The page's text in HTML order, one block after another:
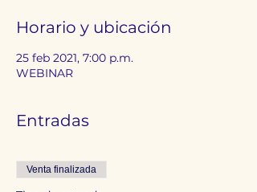
Horario y ubicación
25 feb 2021, 7:00 p.m.
WEBINAR
Entradas
Venta finalizada